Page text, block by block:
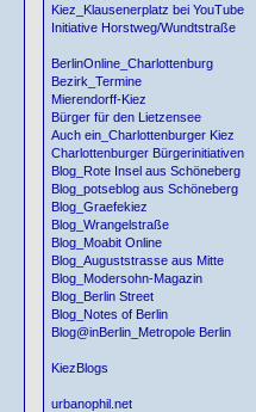
Kiez_Klausenerplatz bei YouTube
Initiative Horstweg/Wundtstraße
BerlinOnline_Charlottenburg
Bezirk_Termine
Mierendorff-Kiez
Bürger für den Lietzensee
Auch ein_Charlottenburger Kiez
Charlottenburger Bürgerinitiativen
Blog_Rote Insel aus Schöneberg
Blog_potseblog aus Schöneberg
Blog_Graefekiez
Blog_Wrangelstraße
Blog_Moabit Online
Blog_Auguststrasse aus Mitte
Blog_Modersohn-Magazin
Blog_Berlin Street
Blog_Notes of Berlin
Blog@inBerlin_Metropole Berlin
KiezBlogs
urbanophil.net